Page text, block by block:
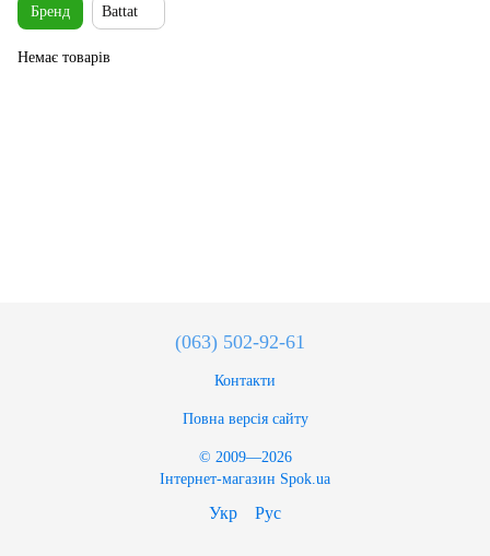
Бренд Battat
Немає товарів
(063) 502-92-61
Контакти
Повна версія сайту
© 2009—2026
Інтернет-магазин Spok.ua
Укр Рус